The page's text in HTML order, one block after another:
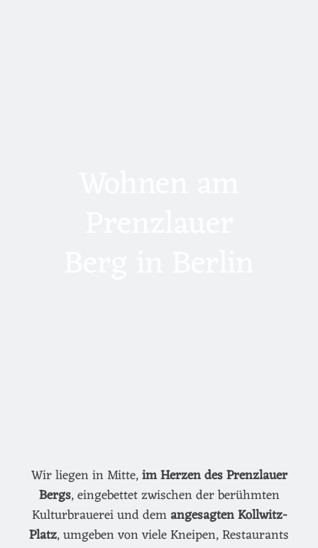
Wir liegen in Mitte,im Herzen des Prenzlauer
Bergs, eingebettet zwischen der berühmten
Kulturbrauerei und demangesagten Kollwitz-
Platz, umgeben von viele Kneipen, Restaurants